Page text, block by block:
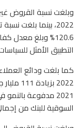
2022، بينما
التطبيق الأمثل
2021 مدفوعة
السوقية للبنك من إجمالي الودائع